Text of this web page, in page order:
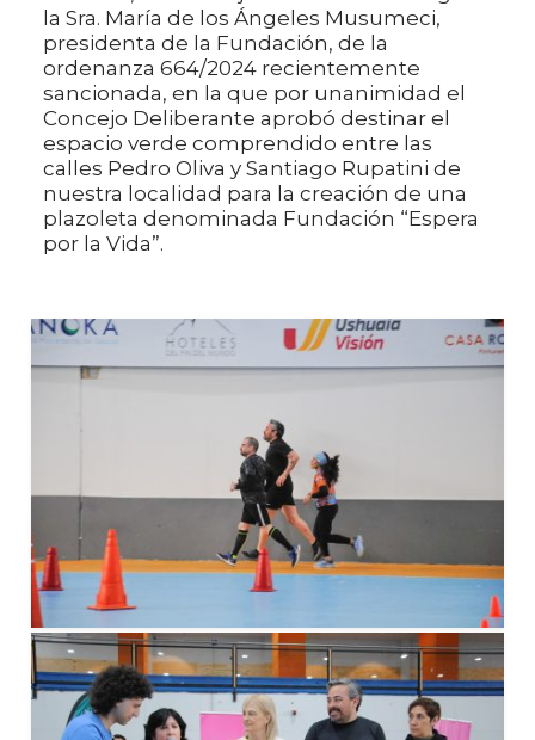
la Sra. María de los Ángeles Musumeci,
presidenta de la Fundación, de la
ordenanza 664/2024 recientemente
sancionada, en la que por unanimidad el
Concejo Deliberante aprobó destinar el
espacio verde comprendido entre las
calles Pedro Oliva y Santiago Rupatini de
nuestra localidad para la creación de una
plazoleta denominada Fundación “Espera
por la Vida”.